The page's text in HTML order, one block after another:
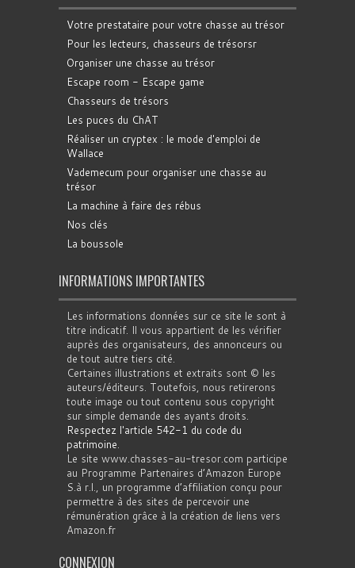
Votre prestataire pour votre chasse au trésor
Pour les lecteurs, chasseurs de trésorsr
Organiser une chasse au trésor
Escape room - Escape game
Chasseurs de trésors
Les puces du ChAT
Réaliser un cryptex : le mode d'emploi de
Wallace
Vademecum pour organiser une chasse au
trésor
La machine à faire des rébus
Nos clés
La boussole
INFORMATIONS IMPORTANTES
Les informations données sur ce site le sont à
titre indicatif. Il vous appartient de les vérifier
auprès des organisateurs, des annonceurs ou
de tout autre tiers cité.
Certaines illustrations et extraits sont © les
auteurs/éditeurs. Toutefois, nous retirerons
toute image ou tout contenu sous copyright
sur simple demande des ayants droits.
Respectez l'article 542-1 du code du
patrimoine
Le site www.chasses-au-tresor.com participe
au Programme Partenaires d’Amazon Europe
S.à r.l., un programme d’affiliation conçu pour
permettre à des sites de percevoir une
rémunération grâce à la création de liens vers
Amazon.fr
CONNEXION